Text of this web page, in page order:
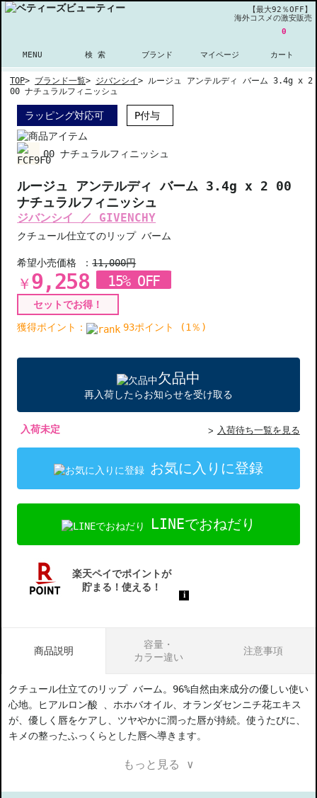
【最大92％OFF】
海外コスメの激安販売
MENU 検 索 ブランド マイページ
0
カート
TOP> ブランド一覧> ジバンシイ> ルージュ アンテルディ バーム 3.4g x 2
00 ナチュラルフィニッシュ
ラッピング対応可 P付与
00 ナチュラルフィニッシュ
ルージュ アンテルディ バーム 3.4g x 2 00
ナチュラルフィニッシュ
ジバンシイ ／ GIVENCHY
クチュール仕立てのリップ バーム
希望小売価格 ：11,000円
￥ 9,258 15% OFF
セットでお得！
獲得ポイント：
93ポイント (1％)
欠品中
再入荷したらお知らせを受け取る
入荷未定 入荷待ち一覧を見る
お気に入りに登録
LINEでおねだり
商品説明
容量・
カラー違い
注意事項
クチュール仕立てのリップ バーム。96%自然由来成分の優しい使い
心地。ヒアルロン酸 、ホホバオイル、オランダセンニチ花エキス
が、優しく唇をケアし、ツヤやかに潤った唇が持続。使うたびに、
キメの整ったふっくらとした唇へ導きます。
もっと見る ∨